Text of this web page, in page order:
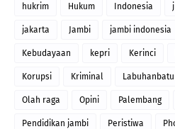
hukrim Hukum Indonesia
jakarta Jambi jambi indonesia
Kebudayaan kepri Kerinci
Korupsi Kriminal Labuhanbatu
Olah raga Opini Palembang
Pendidikan jambi Peristiwa